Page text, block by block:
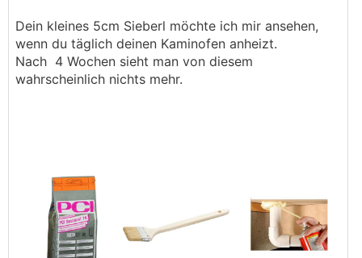
Dein kleines 5cm Sieberl möchte ich mir ansehen,
wenn du täglich deinen Kaminofen anheizt.
Nach 4 Wochen sieht man von diesem
wahrscheinlich nichts mehr.